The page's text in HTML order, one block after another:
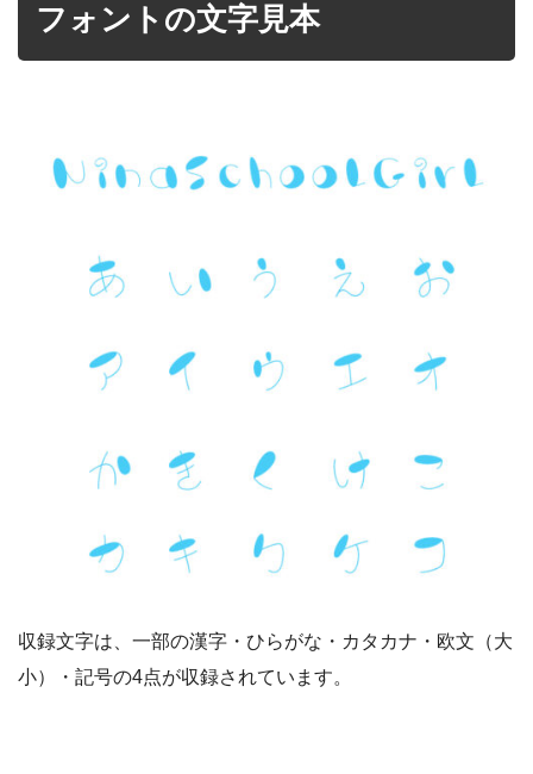
フォントの文字見本
収録文字は、一部の漢字・ひらがな・カタカナ・欧文（大
小）・記号の4点が収録されています。